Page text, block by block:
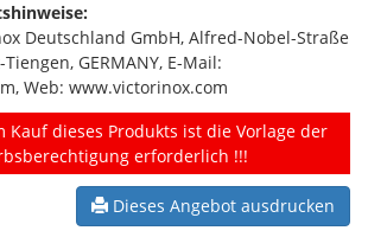
Deutschland GmbH, Alfred-Nobel-Straße
GERMANY, E-Mail:
Web: www.victorinox.com
Kauf dieses Produkts ist die Vorlage der
erforderlich !!!
Dieses Angebot ausdrucken